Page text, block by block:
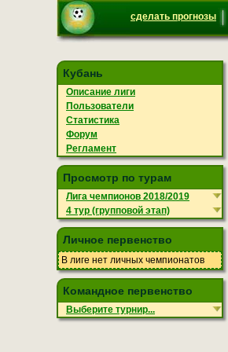
сделать прогнозы
Кубань
Описание лиги
Пользователи
Статистика
Форум
Регламент
Просмотр по турам
Лига чемпионов 2018/2019
4 тур (групповой этап)
Личное первенство
В лиге нет личных чемпионатов
Командное первенство
Выберите турнир...